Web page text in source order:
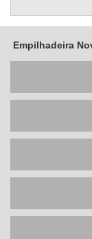
Empilhadeira